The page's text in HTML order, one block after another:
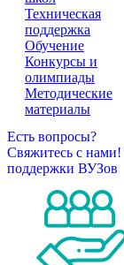
Техническая
поддержка
Обучение
Конкурсы и
олимпиады
Методические
материалы
Есть вопросы?
Свяжитесь с нами!
поддержки ВУЗов